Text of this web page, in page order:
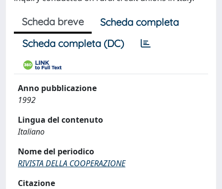
Scheda breve
Scheda completa
Scheda completa (DC)
Anno pubblicazione
1992
Lingua del contenuto
Italiano
Nome del periodico
RIVISTA DELLA COOPERAZIONE
Citazione